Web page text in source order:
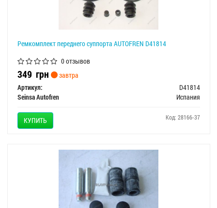
Ремкомплект переднего суппорта AUTOFREN D41814
0 отзывов
349 грн
завтра
Артикул:
D41814
Seinsa Autofren
Испания
КУПИТЬ Код: 28166-37